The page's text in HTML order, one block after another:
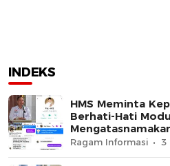
INDEKS
HMS Meminta
Berhati-Hati
Ragam Informasi 3